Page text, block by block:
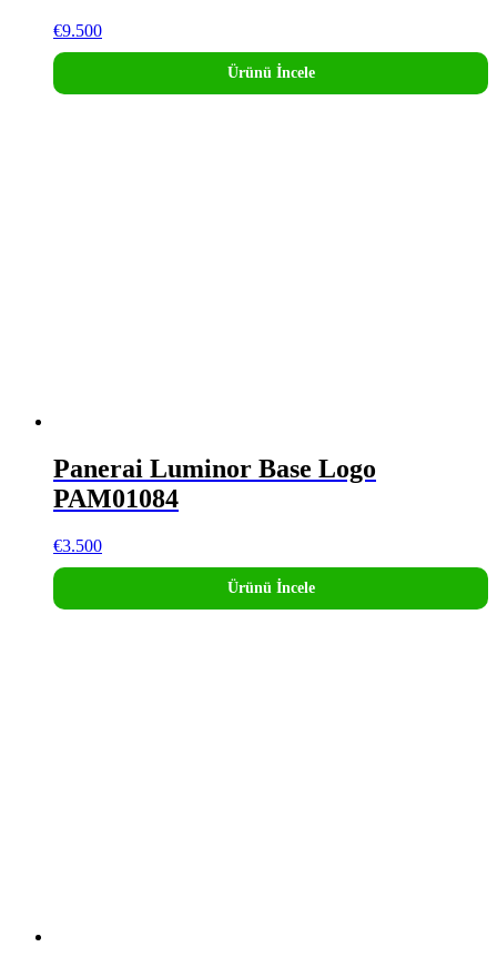
€9.500
Ürünü İncele
Panerai Luminor Base Logo
PAM01084
€3.500
Ürünü İncele